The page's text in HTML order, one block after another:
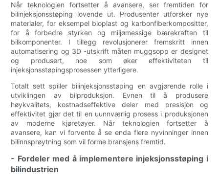
Når teknologien fortsetter å avansere, ser fremtiden for
bilinjeksjonsstøping lovende ut. Produsenter utforsker nye
materialer, for eksempel bioplast og karbonfiberkompositter,
for å forbedre styrken og miljømessige bærekraften til
bilkomponenter. I tillegg revolusjonerer fremskritt innen
automatisering og 3D -utskrift måten muggsopp er designet
og produsert, noe som øker effektiviteten til
injeksjonsstøpingsprosessen ytterligere.
Totalt sett spiller bilinjeksjonsstøping en avgjørende rolle i
utviklingen av bilproduksjon. Evnen til å produsere
høykvalitets, kostnadseffektive deler med presisjon og
effektivitet gjør det til en uunnværlig prosess i produksjonen
av moderne kjøretøyer. Når teknologien fortsetter å
avansere, kan vi forvente å se enda flere nyvinninger innen
bilinnsprøytning som vil forme bransjens fremtid.
- Fordeler med å implementere injeksjonsstøping i
bilindustrien